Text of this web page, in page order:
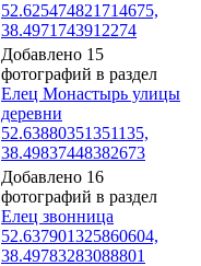
52.625474821714675,
38.4971743912274
Добавлено 15
фотографий в раздел
Елец Монастырь улицы
деревни
52.63880351351135,
38.49837448382673
Добавлено 16
фотографий в раздел
Елец звонница
52.637901325860604,
38.49783283088801